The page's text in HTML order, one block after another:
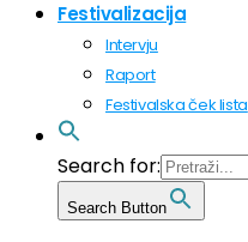
Festivalizacija
Intervju
Raport
Festivalska ček lista
Search for:
Search Button